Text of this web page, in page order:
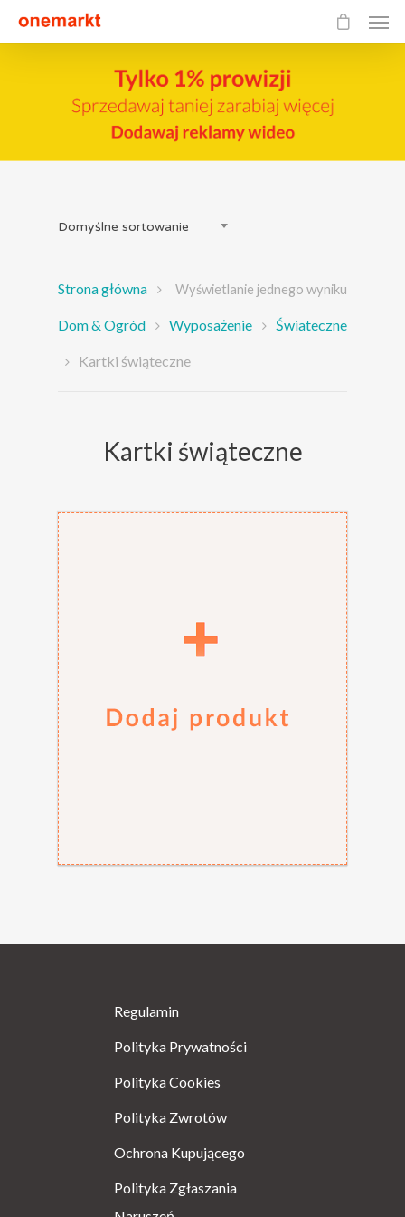
Domyślne sortowanie
Wyświetlanie jednego wyniku
Strona główna
Dom & Ogród Wyposażenie Świateczne
Kartki świąteczne
Kartki świąteczne
Regulamin
Polityka Prywatności
Polityka Cookies
Polityka Zwrotów
Ochrona Kupującego
Polityka Zgłaszania